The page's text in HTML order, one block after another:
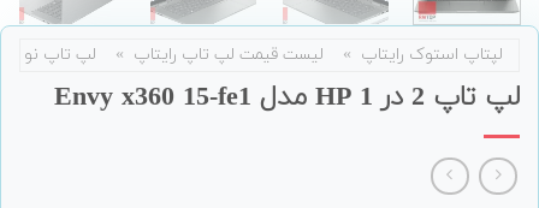
لپتاپ استوک رایتاپ » لیست قیمت لپ تاپ رایتاپ » لپ تاپ نو
لپ تاپ 2 در 1 HP مدل Envy x360 15-fe1